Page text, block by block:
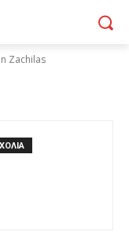
Zachilas